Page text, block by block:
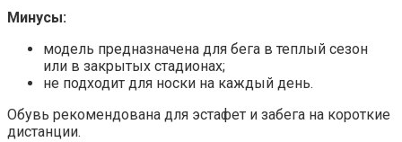
Минусы:
модель предназначена для бега в теплый сезон
или в закрытых стадионах;
не подходит для носки на каждый день.
Обувь рекомендована для эстафет и забега на короткие
дистанции.